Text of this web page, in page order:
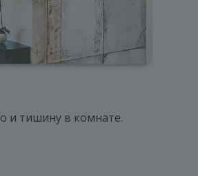
и тишину в комнате.